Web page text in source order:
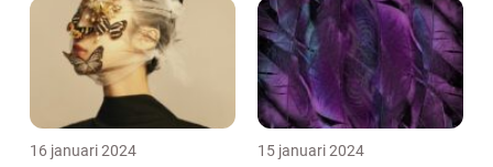
16 januari 2024 15 januari 2024